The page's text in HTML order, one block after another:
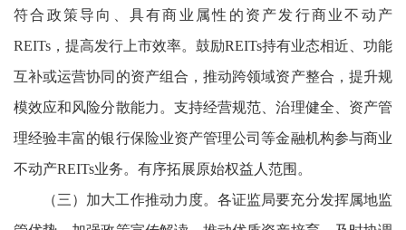
符合政策导向、具有商业属性的资产发行商业不动产
REITs，提高发行上市效率。鼓励REITs持有业态相近、功能
互补或运营协同的资产组合，推动跨领域资产整合，提升规
模效应和风险分散能力。支持经营规范、治理健全、资产管
理经验丰富的银行保险业资产管理公司等金融机构参与商业
不动产REITs业务。有序拓展原始权益人范围。
（三）加大工作推动力度。各证监局要充分发挥属地监